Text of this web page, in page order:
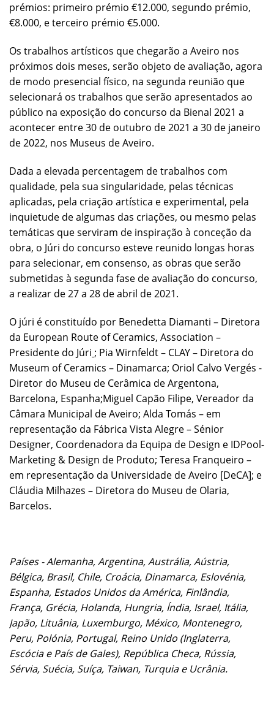
prémios: primeiro prémio €12.000, segundo prémio,
€8.000, e terceiro prémio €5.000.
Os trabalhos artísticos que chegarão a Aveiro nos
próximos dois meses, serão objeto de avaliação, agora
de modo presencial físico, na segunda reunião que
selecionará os trabalhos que serão apresentados ao
público na exposição do concurso da Bienal 2021 a
acontecer entre 30 de outubro de 2021 a 30 de janeiro
de 2022, nos Museus de Aveiro.
Dada a elevada percentagem de trabalhos com
qualidade, pela sua singularidade, pelas técnicas
aplicadas, pela criação artística e experimental, pela
inquietude de algumas das criações, ou mesmo pelas
temáticas que serviram de inspiração à conceção da
obra, o Júri do concurso esteve reunido longas horas
para selecionar, em consenso, as obras que serão
submetidas à segunda fase de avaliação do concurso,
a realizar de 27 a 28 de abril de 2021.
O júri é constituído por Benedetta Diamanti – Diretora
da European Route of Ceramics, Association –
Presidente do Júri ; Pia Wirnfeldt – CLAY – Diretora do
Museum of Ceramics – Dinamarca; Oriol Calvo Vergés -
Diretor do Museu de Cerâmica de Argentona,
Barcelona, Espanha;Miguel Capão Filipe, Vereador da
Câmara Municipal de Aveiro; Alda Tomás – em
representação da Fábrica Vista Alegre – Sénior
Designer, Coordenadora da Equipa de Design e IDPool-
Marketing & Design de Produto; Teresa Franqueiro –
em representação da Universidade de Aveiro [DeCA]; e
Cláudia Milhazes – Diretora do Museu de Olaria,
Barcelos.
Países - Alemanha, Argentina, Austrália, Aústria,
Bélgica, Brasil, Chile, Croácia, Dinamarca, Eslovénia,
Espanha, Estados Unidos da América, Finlândia,
França, Grécia, Holanda, Hungria, Índia, Israel, Itália,
Japão, Lituânia, Luxemburgo, México, Montenegro,
Peru, Polónia, Portugal, Reino Unido (Inglaterra,
Escócia e País de Gales), República Checa, Rússia,
Sérvia, Suécia, Suíça, Taiwan, Turquia e Ucrânia.